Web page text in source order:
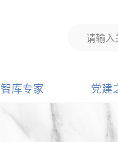
智库专家 党建